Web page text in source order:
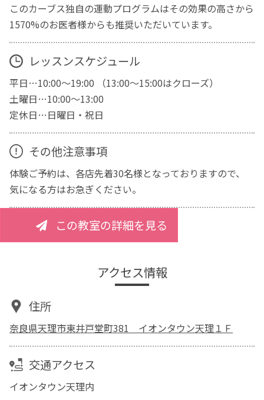
このカーブス独自の運動プログラムはその効果の高さから
1570%のお医者様からも推奨いただいています。
レッスンスケジュール
平日…10:00～19:00 （13:00～15:00はクローズ）
土曜日…10:00～13:00
定休日…日曜日・祝日
その他注意事項
体験ご予約は、各店先着30名様となっておりますので、
気になる方はお急ぎください。
この教室の詳細を見る
アクセス情報
住所
奈良県天理市東井戸堂町381 イオンタウン天理１Ｆ
交通アクセス
イオンタウン天理内